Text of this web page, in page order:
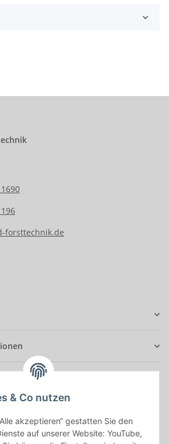
& Co nutzen
akzeptieren“ gestatten Sie den
auf unserer Website: YouTube,
forsttechnik.de
sind Pflichtfelder.